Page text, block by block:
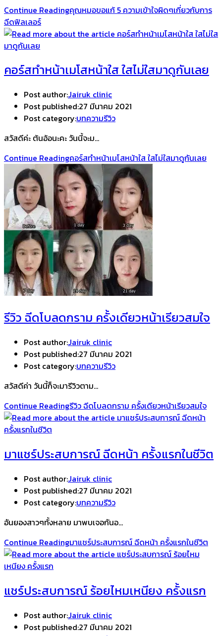
Continue Readingคุณหมอขอแก้ 5 ความเข้าใจผิดๆเกี่ยวกับการ
ฉีดฟิลเลอร์
คอร์สทำหน้าเมโสหน้าใส ใสไม่ใสมาดูกันเลย
Post author:Jairuk clinic
Post published:27 มีนาคม 2021
Post category:บทความรีวิว
สวัสดีค่ะ ต้นอ้อนะคะ วันนี้จะม…
Continue Readingคอร์สทำหน้าเมโสหน้าใส ใสไม่ใสมาดูกันเลย
รีวิว ฉีดโบลดกราม ครั้งเดียวหน้าเรียวสมใจ
Post author:Jairuk clinic
Post published:27 มีนาคม 2021
Post category:บทความรีวิว
สวัสดีค่า วันนี้ก็จะมารีวิวตาม…
Continue Readingรีวิว ฉีดโบลดกราม ครั้งเดียวหน้าเรียวสมใจ
มาแชร์ประสบการณ์ ฉีดหน้า ครั้งแรกในชีวิต
Post author:Jairuk clinic
Post published:27 มีนาคม 2021
Post category:บทความรีวิว
อันยองสาวๆทั้งหลาย มาพบเจอกันอ…
Continue Readingมาแชร์ประสบการณ์ ฉีดหน้า ครั้งแรกในชีวิต
แชร์ประสบการณ์ ร้อยไหมเหนียง ครั้งแรก
Post author:Jairuk clinic
Post published:27 มีนาคม 2021